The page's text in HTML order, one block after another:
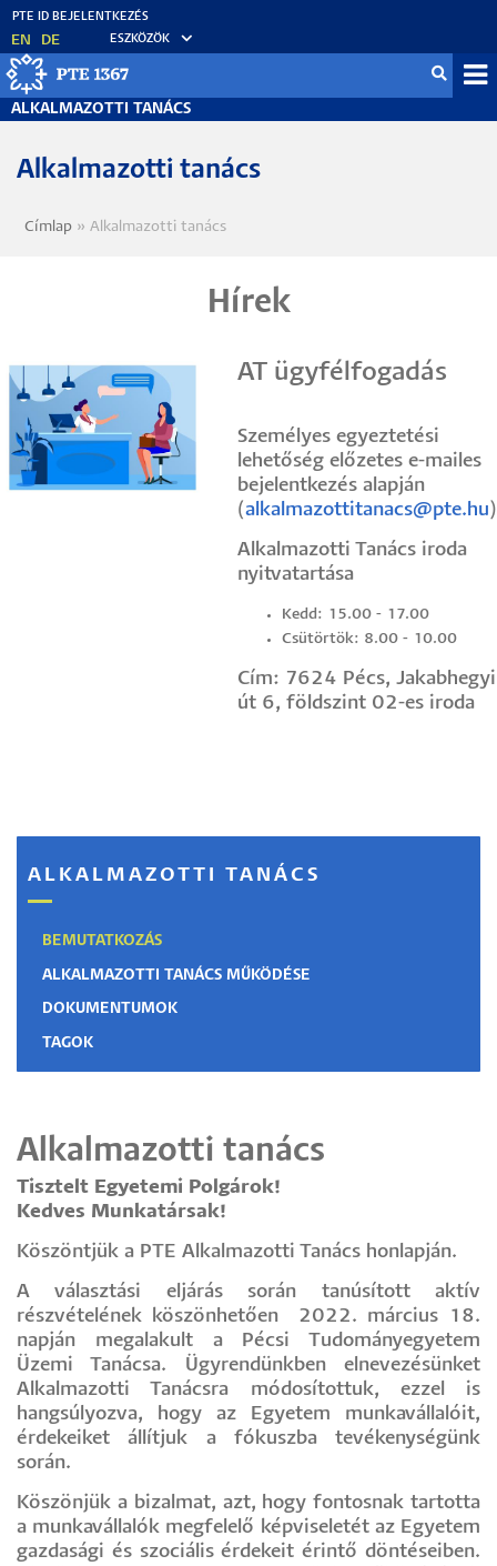
Ugrás
tartalomra
EN DE ESZKÖZÖK
ALKALMAZOTTI TANÁCS
Alkalmazotti tanács
Morzsa
Címlap Alkalmazotti tanács
Hírek
AT ügyfélfogadás
Személyes egyeztetési
lehetőség előzetes e-mailes
bejelentkezés alapján
(alkalmazottitanacs@pte.hu)
Alkalmazotti Tanács iroda
nyitvatartása
Kedd: 15.00 - 17.00
Csütörtök: 8.00 - 10.00
Cím: 7624 Pécs, Jakabhegyi
út 6, földszint 02-es iroda
ALKALMAZOTTI TANÁCS
BEMUTATKOZÁS
ALKALMAZOTTI TANÁCS MŰKÖDÉSE
DOKUMENTUMOK
TAGOK
Alkalmazotti tanács
Tisztelt Egyetemi Polgárok!
Kedves Munkatársak!
Köszöntjük a PTE Alkalmazotti Tanács honlapján.
A választási eljárás során tanúsított aktív
részvételének köszönhetően 2022. március 18.
napján megalakult a Pécsi Tudományegyetem
Üzemi Tanácsa. Ügyrendünkben elnevezésünket
Alkalmazotti Tanácsra módosítottuk, ezzel is
hangsúlyozva, hogy az Egyetem munkavállalóit,
érdekeiket állítjuk a fókuszba tevékenységünk
során.
Köszönjük a bizalmat, azt, hogy fontosnak tartotta
a munkavállalók megfelelő képviseletét az Egyetem
gazdasági és szociális érdekeit érintő döntéseiben.